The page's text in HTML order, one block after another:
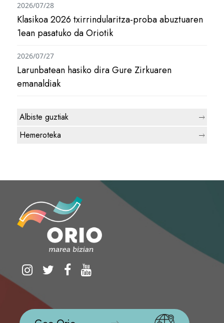
Klasikoa 2026 txirrindularitza-proba abuztuaren
1ean pasatuko da Oriotik
2026/07/28
Larunbatean hasiko dira Gure Zirkuaren
emanaldiak
2026/07/27
Albiste guztiak
Hemeroteka